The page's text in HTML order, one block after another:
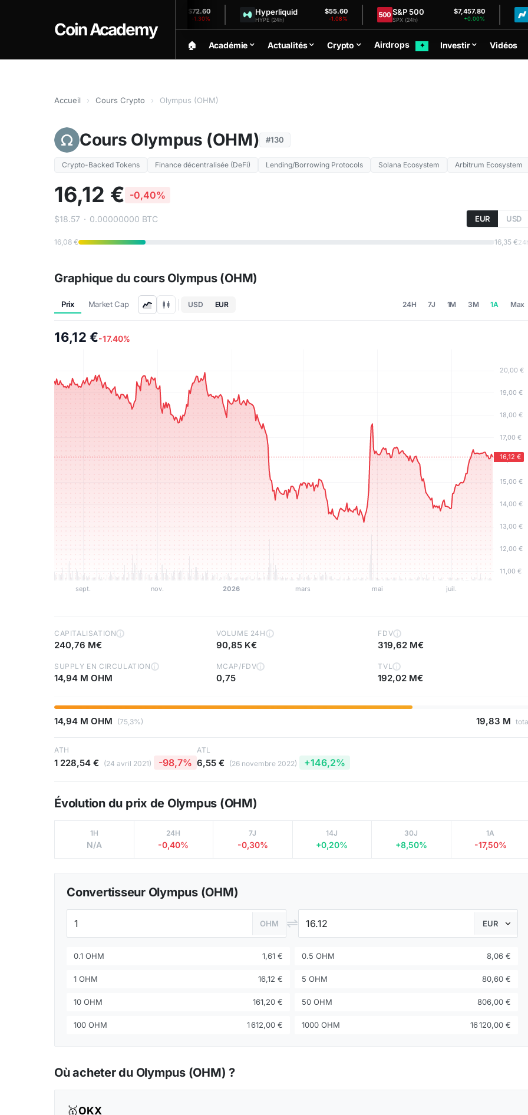
Coin Academy
Hyperliquid
HYPE (24h)
$55.60 S&P 500
SPX (24h)
$7,457.80
NDX
🏠︎ Académie Actualités Crypto Airdrops ✦ Investir Vidéos
Accueil › Cours Crypto › Olympus (OHM)
Cours Olympus (OHM) #130
Crypto-Backed Tokens Finance décentralisée (DeFi) Lending/Borrowing Protocols Solana Ecosystem Arbitrum Ecosystem
16,12 € -0,40%
$18.57 · 0.00000000 BTC EUR USD
16,08 € 16,35 €
Graphique du cours Olympus (OHM)
Prix Market Cap USD EUR 24H 7J 1M 3M 1A Max
16,12 €-17.40%
CAPITALISATION i
240,76 M€
VOLUME 24H i
90,85 K€
FDV i
319,62 M€
SUPPLY EN CIRCULATION i
14,94 M OHM
MCAP/FDV i
0,75
TVL i
192,02 M€
14,94 M OHM (75,3%) 19,83 M
ATH
1 228,54 € (24 avril 2021) -98,7%
ATL
6,55 € (26 novembre 2022) +146,2%
Évolution du prix de Olympus (OHM)
1H
N/A
24H
-0,40%
7J
-0,30%
14J
+0,20%
30J
+8,50%
1A
-17,50%
Convertisseur Olympus (OHM)
OHM ⇌
0.1 OHM 1,61 € 0.5 OHM 8,06 €
1 OHM 16,12 € 5 OHM 80,60 €
10 OHM 161,20 € 50 OHM 806,00 €
100 OHM 1 612,00 € 1000 OHM 16 120,00 €
Où acheter du Olympus (OHM) ?
🥇OKX